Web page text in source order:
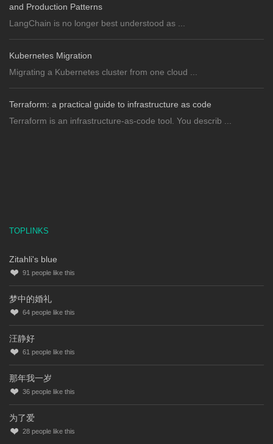
and Production Patterns
LangChain is no longer best understood as ...
Kubernetes Migration
Migrating a Kubernetes cluster from one cloud ...
Terraform: a practical guide to infrastructure as code
Terraform is an infrastructure-as-code tool. You describ ...
TOPLINKS
Zitahli's blue
91 people like this
梦中的婚礼
64 people like this
汪静好
61 people like this
那年我一岁
36 people like this
为了爱
28 people like this